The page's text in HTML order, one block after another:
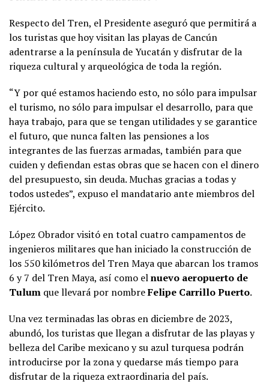
Respecto del Tren, el Presidente aseguró que permitirá a
los turistas que hoy visitan las playas de Cancún
adentrarse a la península de Yucatán y disfrutar de la
riqueza cultural y arqueológica de toda la región.
“Y por qué estamos haciendo esto, no sólo para impulsar
el turismo, no sólo para impulsar el desarrollo, para que
haya trabajo, para que se tengan utilidades y se garantice
el futuro, que nunca falten las pensiones a los
integrantes de las fuerzas armadas, también para que
cuiden y defiendan estas obras que se hacen con el dinero
del presupuesto, sin deuda. Muchas gracias a todas y
todos ustedes”, expuso el mandatario ante miembros del
Ejército.
López Obrador visitó en total cuatro campamentos de
ingenieros militares que han iniciado la construcción de
los 550 kilómetros del Tren Maya que abarcan los tramos
6 y 7 del Tren Maya, así como elnuevo aeropuerto de
Tulum que llevará por nombreFelipe Carrillo Puerto.
Una vez terminadas las obras en diciembre de 2023,
abundó, los turistas que llegan a disfrutar de las playas y
belleza del Caribe mexicano y su azul turquesa podrán
introducirse por la zona y quedarse más tiempo para
disfrutar de la riqueza extraordinaria del país.